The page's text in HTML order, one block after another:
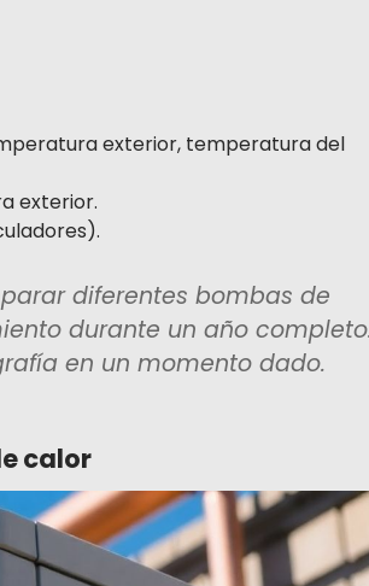
exterior, temperatura del
exterior.
diferentes bombas de
durante un año
en un momento dado.
calor